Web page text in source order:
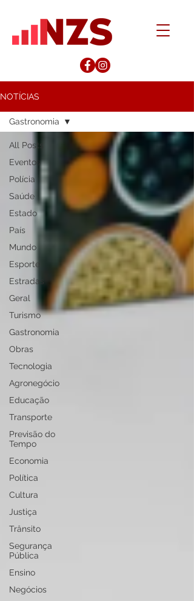
NOTÍCIAS
All Posts
Eventos
Polícia
Saúde
Estado
País
Mundo
Esporte
Estradas
Geral
Turismo
Gastronomia
Obras
Tecnologia
Agronegócio
Educação
Transporte
Previsão do
Tempo
Economia
Política
Cultura
Justiça
Trânsito
Segurança
Pública
Ensino
Negócios
Gastronomia